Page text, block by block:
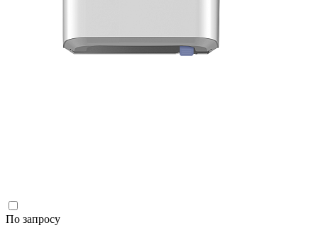
По запросу